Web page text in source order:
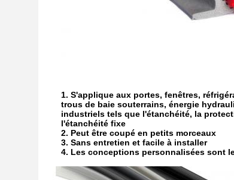
1. S'applique aux portes, fenêtres,
trous de baie souterrains, énergie
industriels tels que l'étanchéité, la
l'étanchéité fixe
2. Peut être coupé en petits morceaux
3. Sans entretien et facile à installer
4. Les conceptions personnalisées sont